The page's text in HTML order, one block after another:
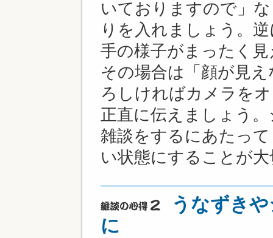
いておりますので」
りを入れましょう。
手の様子がまったく
その場合は「顔が見
ろしければカメラを
正直に伝えましょう
雑談をするにあたっ
い状態にすることが
うなずき
に